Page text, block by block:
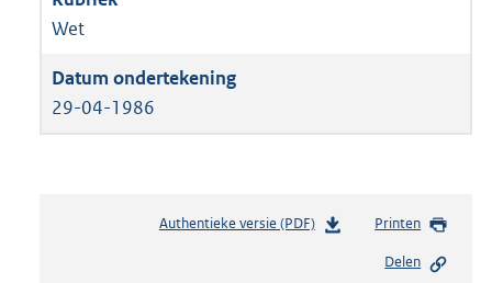
Wet
29-04-1986
Authentieke versie (PDF)b
Printen
Delen